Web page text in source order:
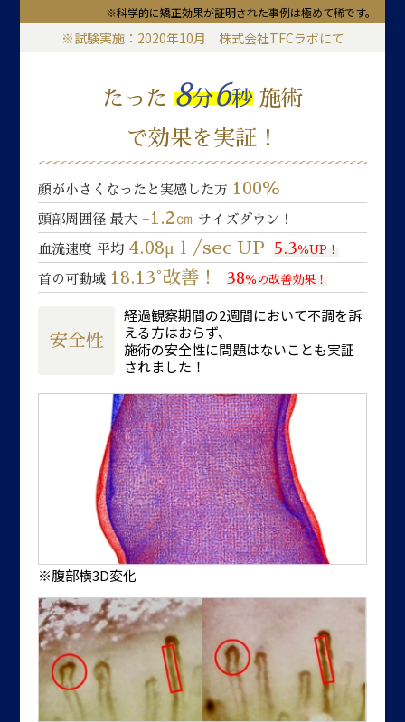
※科学的に矯正効果が証明された事例は極めて稀です。
※試験実施：2020年10月 株式会社TFCラボにて
たった 8分6秒 施術
で効果を実証！
顔が小さくなったと実感した方 100％
頭部周囲径 最大 -1.2㎝ サイズダウン！
血流速度 平均 4.08μｌ/sec UP 5.3％UP！
首の可動域 18.13°改善！ 38％の改善効果！
安全性
経過観察期間の2週間において不調を訴
える方はおらず、
施術の安全性に問題はないことも実証
されました！
※腹部横3D変化